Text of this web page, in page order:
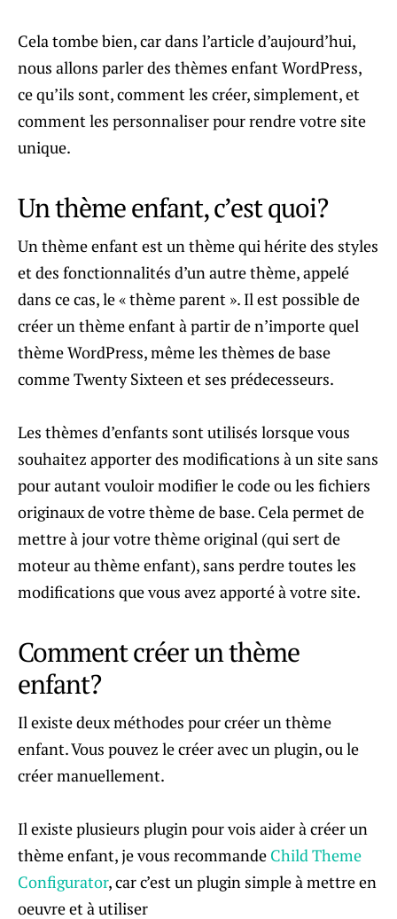
Cela tombe bien, car dans l’article d’aujourd’hui,
nous allons parler des thèmes enfant WordPress,
ce qu’ils sont, comment les créer, simplement, et
comment les personnaliser pour rendre votre site
unique.
Un thème enfant, c’est quoi?
Un thème enfant est un thème qui hérite des styles
et des fonctionnalités d’un autre thème, appelé
dans ce cas, le « thème parent ». Il est possible de
créer un thème enfant à partir de n’importe quel
thème WordPress, même les thèmes de base
comme Twenty Sixteen et ses prédecesseurs.
Les thèmes d’enfants sont utilisés lorsque vous
souhaitez apporter des modifications à un site sans
pour autant vouloir modifier le code ou les fichiers
originaux de votre thème de base. Cela permet de
mettre à jour votre thème original (qui sert de
moteur au thème enfant), sans perdre toutes les
modifications que vous avez apporté à votre site.
Comment créer un thème
enfant?
Il existe deux méthodes pour créer un thème
enfant. Vous pouvez le créer avec un plugin, ou le
créer manuellement.
Il existe plusieurs plugin pour vois aider à créer un
thème enfant, je vous recommande Child Theme
Configurator, car c’est un plugin simple à mettre en
oeuvre et à utiliser